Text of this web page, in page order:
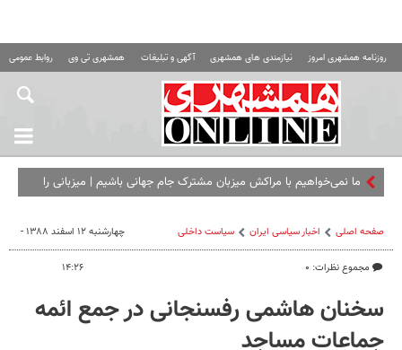
روزنامه همشهری امروز نیازمندی های همشهری آگهی و تبلیغات همشهری تی وی روابط عمومی
ما نمی‌خواهیم با مراکش میزبان مشترک جام جهانی باشیم |‌ میزبانی را
صفحه اصلی اخبار سیاسی ایران سیاست داخلی
مجموع نظرات: ۰
چهارشنبه ۱۲ اسفند ۱۳۸۸ -
۱۴:۲۶
سخنان هاشمی رفسنجانی در جمع ائمه
جماعات مساجد